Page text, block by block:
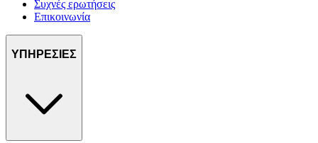
Συχνές ερωτήσεις
Επικοινωνία
ΥΠΗΡΕΣΙΕΣ